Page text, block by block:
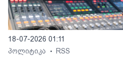
18-07-2026 01:11
პოლიტიკა
• RSS